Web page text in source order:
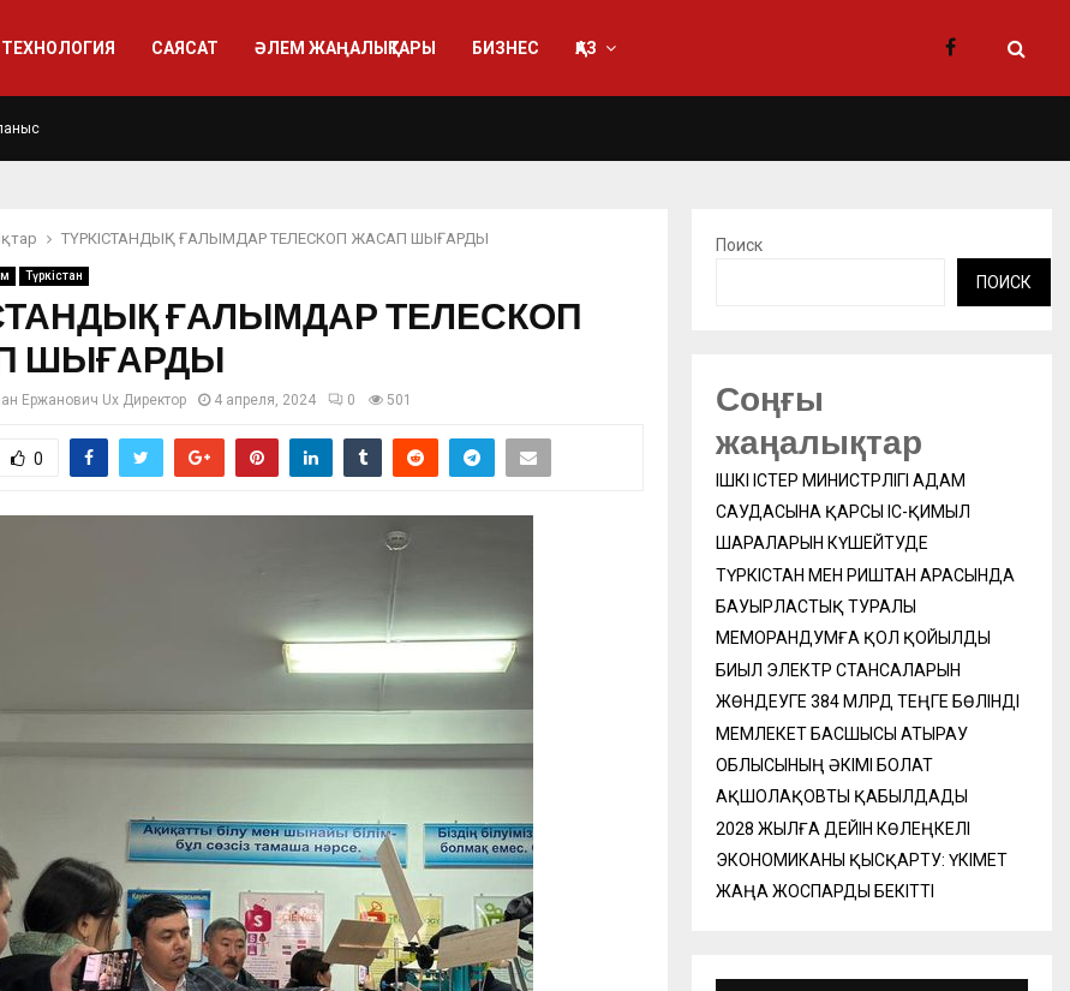
ТЕХНОЛОГИЯ САЯСАТ ӘЛЕМ ЖАҢАЛЫҚТАРЫ БИЗНЕС ҚАЗ
ТҮРКІСТАНДЫҚ ҒАЛЫМДАР ТЕЛЕСКОП ЖАСАП ШЫҒАРДЫ
Түркістан
ҒАЛЫМДАР ТЕЛЕСКОП
ШЫҒАРДЫ
Ержанович Ux Директор 4 апреля, 2024 0 501
0
Поиск
ПОИСК
Соңғы
жаңалықтар
ІШКІ ІСТЕР МИНИСТРЛІГІ АДАМ
САУДАСЫНА ҚАРСЫ ІС-ҚИМЫЛ
ШАРАЛАРЫН КҮШЕЙТУДЕ
ТҮРКІСТАН МЕН РИШТАН АРАСЫНДА
БАУЫРЛАСТЫҚ ТУРАЛЫ
МЕМОРАНДУМҒА ҚОЛ ҚОЙЫЛДЫ
БИЫЛ ЭЛЕКТР СТАНСАЛАРЫН
ЖӨНДЕУГЕ 384 МЛРД ТЕҢГЕ БӨЛІНДІ
МЕМЛЕКЕТ БАСШЫСЫ АТЫРАУ
ОБЛЫСЫНЫҢ ӘКІМІ БОЛАТ
АҚШОЛАҚОВТЫ ҚАБЫЛДАДЫ
2028 ЖЫЛҒА ДЕЙІН КӨЛЕҢКЕЛІ
ЭКОНОМИКАНЫ ҚЫСҚАРТУ: ҮКІМЕТ
ЖАҢА ЖОСПАРДЫ БЕКІТТІ